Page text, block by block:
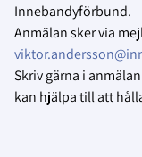
Innebandyförbund.
Anmälan sker via
Skriv gärna i
kan hjälpa till att